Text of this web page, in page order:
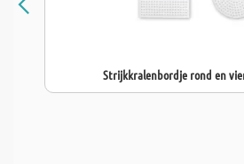
Strijkkralenbordje rond en